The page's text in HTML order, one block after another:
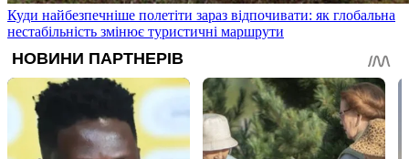
Куди найбезпечніше полетіти зараз відпочивати: як глобальна
нестабільність змінює туристичні маршрути